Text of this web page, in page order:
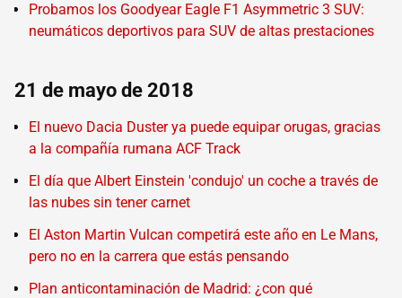
Probamos los Goodyear Eagle F1 Asymmetric 3 SUV:
neumáticos deportivos para SUV de altas prestaciones
21 de mayo de 2018
El nuevo Dacia Duster ya puede equipar orugas, gracias
a la compañía rumana ACF Track
El día que Albert Einstein 'condujo' un coche a través de
las nubes sin tener carnet
El Aston Martin Vulcan competirá este año en Le Mans,
pero no en la carrera que estás pensando
Plan anticontaminación de Madrid: ¿con qué